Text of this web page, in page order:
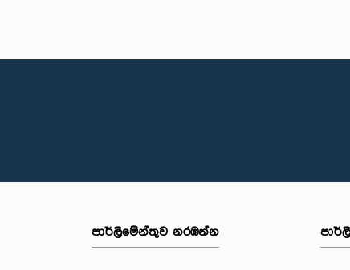
පාර්ලි‌මේන්තුව නරඹන්න